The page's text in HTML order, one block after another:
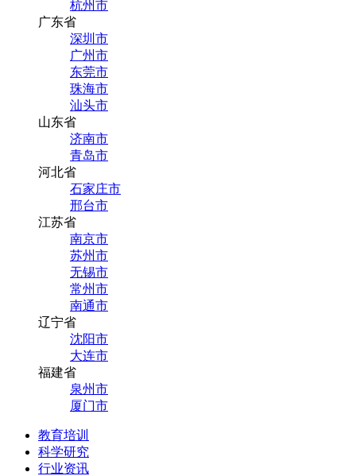
杭州市
广东省
深圳市
广州市
东莞市
珠海市
汕头市
山东省
济南市
青岛市
河北省
石家庄市
邢台市
江苏省
南京市
苏州市
无锡市
常州市
南通市
辽宁省
沈阳市
大连市
福建省
泉州市
厦门市
教育培训
科学研究
行业资讯